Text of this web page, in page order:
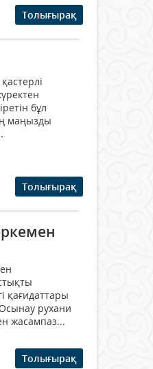
Толығырақ
бұл
маңызды
Толығырақ
қағидаттары
рухани
жасампаз...
Толығырақ